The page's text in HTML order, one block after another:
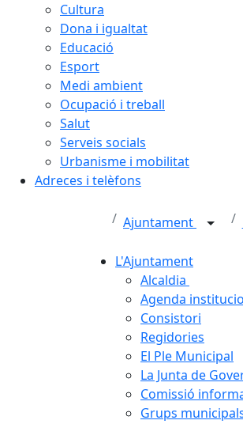
Cultura
Dona i igualtat
Educació
Esport
Medi ambient
Ocupació i treball
Salut
Serveis socials
Urbanisme i mobilitat
Adreces i telèfons
Ajuntament
L'Ajuntament
Alcaldia
Agenda
Consistori
Regidories
El Ple Municipal
La Junta de
Comissió
Grups